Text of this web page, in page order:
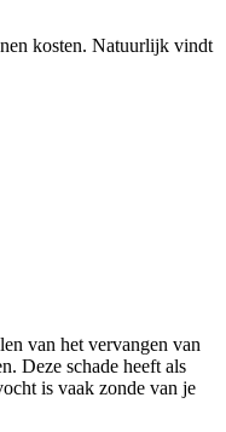
kosten. Natuurlijk vindt
van het vervangen van
Deze schade heeft als
is vaak zonde van je